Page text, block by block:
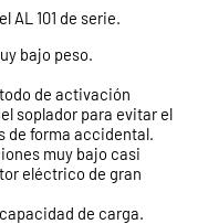
AL 101 de serie.
bajo peso.
de activación
soplador para evitar el
de forma accidental.
muy bajo casi
eléctrico de gran
de carga.